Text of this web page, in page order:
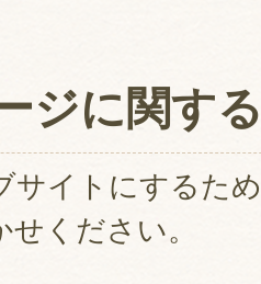
ジに関す
サイトにするた
ください。